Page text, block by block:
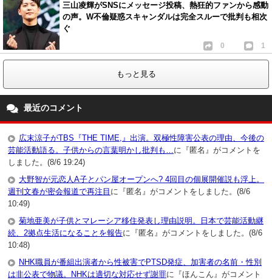
三山凌輝がSNSにメッセージ投稿、熱狂的ファンから感動
の声。W不倫疑惑スキャンダルは完全スルーで批判も相次
ぐ
0 1
もっと見る
最近のコメント
広末涼子がTBS『THE TIME,』出演。双極性障害公表の理由、今後の
芸能活動語る。子供からの言葉明かし批判も…に『匿名』がコメントを
しました。(8/6 19:24)
大野智が元恋人A子とパン屋オープンへ? 4回目の個展開催説も浮上。
週刊文春が密会報道で再注目 に『匿名』がコメントをしました。(8/6
10:49)
菊地亜美が子供とマレーシア移住発表し理由説明。日本で芸能活動継
続、2拠点生活になることを報告に『匿名』がコメントをしました。(8/6
10:48)
NHK職員が番組出演者から性被害でPTSD発症、加害者の名前・性別
は非公表で物議。NHKは適切な対応せず謝罪に『ほんこん』がコメント